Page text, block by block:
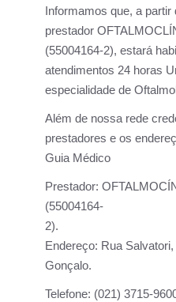
Informamos que, a partir
prestador
(55004164-2), estará
atendimentos 24 horas
especialidade de
Além de nossa rede
prestadores e os
Guia Médico
Prestador:
(55004164-
Endereço: Rua
Gonçalo.
Telefone: (021) 3715-